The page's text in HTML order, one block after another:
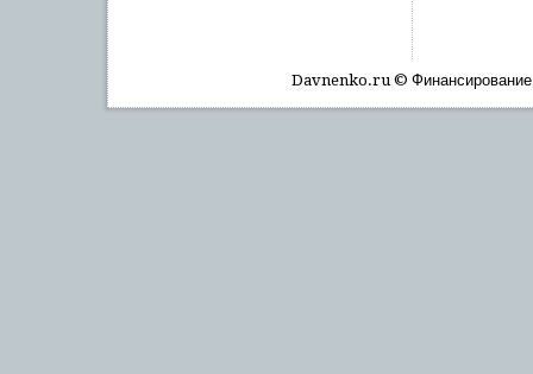
Davnenko.ru © Финансирοвание,